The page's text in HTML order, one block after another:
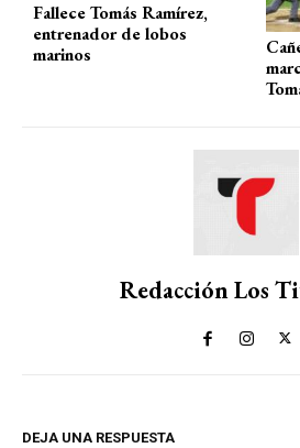
Fallece Tomás Ramírez,
entrenador de lobos
marinos
Redacción Los
DEJA UNA RESPUESTA